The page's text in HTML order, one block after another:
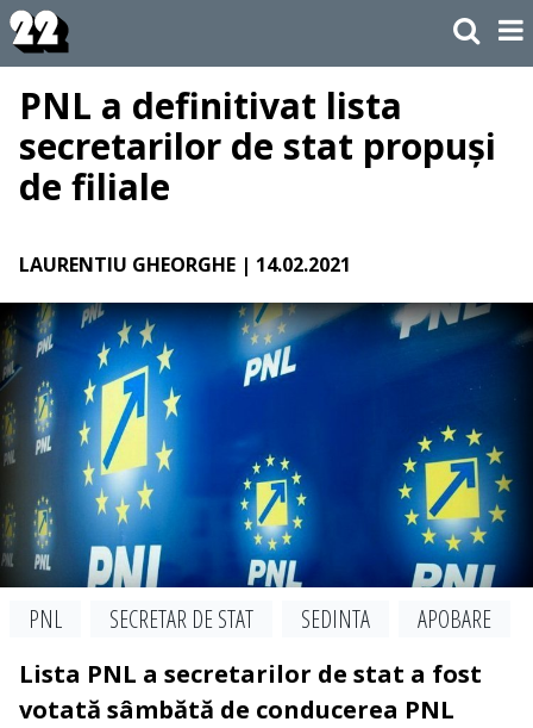
PNL a definitivat lista
secretarilor de stat propuși
de filiale
LAURENTIU GHEORGHE | 14.02.2021
PNL SECRETAR DE STAT SEDINTA
APOBARE
Lista PNL a secretarilor de stat a fost
votată sâmbătă de conducerea PNL